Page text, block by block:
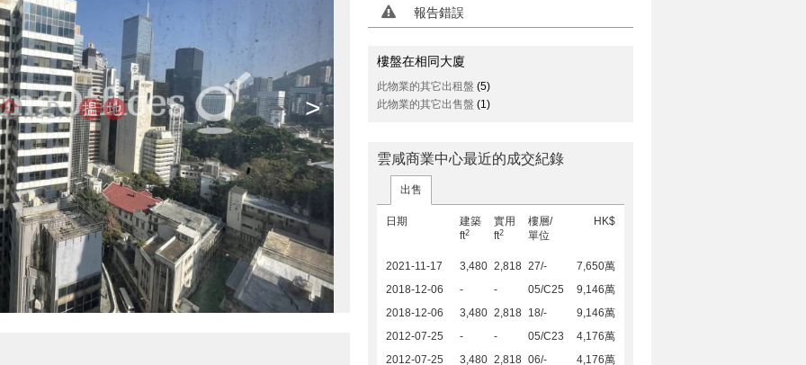
>
報告錯誤
樓盤在相同大廈
此物業的其它出租盤 (5)
此物業的其它出售盤 (1)
雲咸商業中心最近的成交紀錄
出售
日期
建築
ft2
實用
ft2
樓層/
單位
HK$
2021-11-17 3,480 2,818 27/-
7,650萬
2018-12-06
- - 05/C25
9,146萬
2018-12-06
3,480 2,818 18/-
9,146萬
2012-07-25
- - 05/C23
4,176萬
2012-07-25
3,480 2,818 06/- 4,176萬